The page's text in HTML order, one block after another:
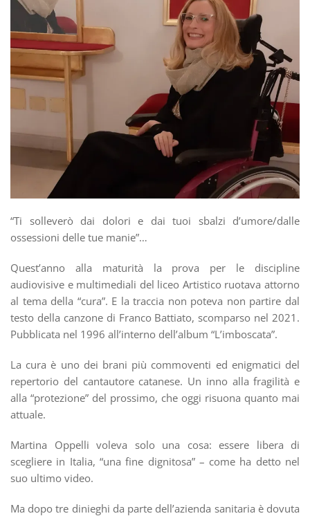
“Ti solleverò dai dolori e dai tuoi sbalzi d’umore/dalle
ossessioni delle tue manie”…
Quest’anno alla maturità la prova per le discipline
audiovisive e multimediali del liceo Artistico ruotava attorno
al tema della “cura”. E la traccia non poteva non partire dal
testo della canzone di Franco Battiato, scomparso nel 2021.
Pubblicata nel 1996 all’interno dell’album “L’imboscata”.
La cura è uno dei brani più commoventi ed enigmatici del
repertorio del cantautore catanese. Un inno alla fragilità e
alla “protezione” del prossimo, che oggi risuona quanto mai
attuale.
Martina Oppelli voleva solo una cosa: essere libera di
scegliere in Italia, “una fine dignitosa” – come ha detto nel
suo ultimo video.
Ma dopo tre dinieghi da parte dell’azienda sanitaria è dovuta